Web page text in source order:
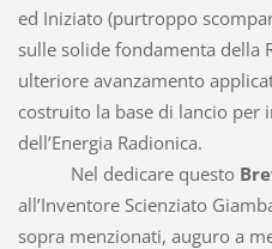
ed Iniziato (purtroppo
sulle solide fondamenta della
ulteriore avanzamento
costruito la base di lancio per
dell’Energia Radionica.
Nel dedicare questo
all’Inventore Scienziato
sopra menzionati, auguro a